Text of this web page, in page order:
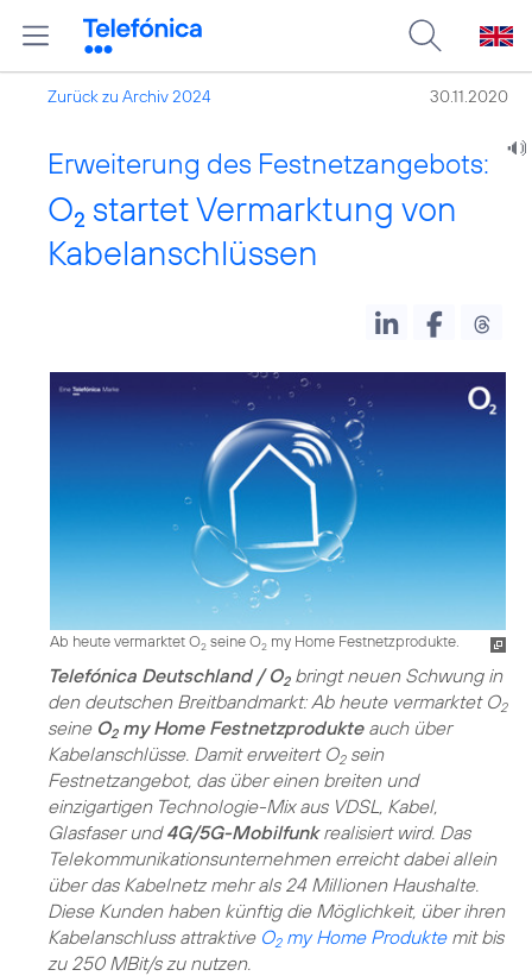
Zurück zu Archiv 2024 30.11.2020
Erweiterung des Festnetzangebots:
O2 startet Vermarktung von
Kabelanschlüssen
Ab heute vermarktet O2 seine O2 my Home Festnetzprodukte.
Telefónica Deutschland / O2bringt neuen Schwung in
den deutschen Breitbandmarkt: Ab heute vermarktet O2
seine O2my Home Festnetzprodukteauch über
Kabelanschlüsse. Damit erweitert O2sein
Festnetzangebot, das über einen breiten und
einzigartigen Technologie-Mix aus VDSL, Kabel,
Glasfaser und4G/5G-Mobilfunkrealisiert wird. Das
Telekommunikationsunternehmen erreicht dabei allein
über das Kabelnetz mehr als 24 Millionen Haushalte.
Diese Kunden haben künftig die Möglichkeit, über ihren
Kabelanschluss attraktive O2my Home Produktemit bis
zu 250 MBit/s zu nutzen.